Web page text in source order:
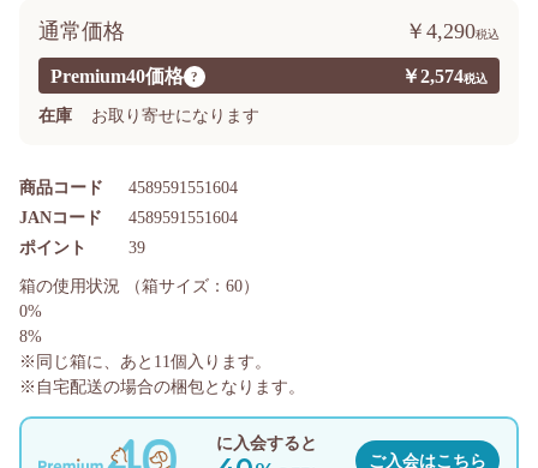
Premium40価格 ? ￥2,574
通常価格 ￥4,290
在庫 お取り寄せになります
商品コード 4589591551604
ポイント 39
JANコード 4589591551604
に入会すると
ご入会はこちら
箱の使用状況
（箱サイズ：60）
0%
8%
※同じ箱に、あと 11個入ります。
※自宅配送の場合の梱包となります。